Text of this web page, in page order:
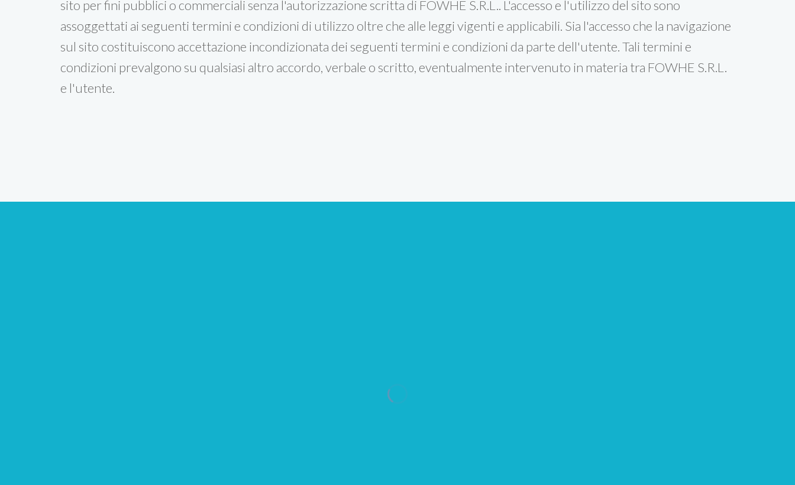
sito per fini pubblici o commerciali senza l'autorizzazione scritta di FOWHE S.R.L.. L'accesso e l'utilizzo del sito sono
assoggettati ai seguenti termini e condizioni di utilizzo oltre che alle leggi vigenti e applicabili. Sia l'accesso che la navigazione
sul sito costituiscono accettazione incondizionata dei seguenti termini e condizioni da parte dell'utente. Tali termini e
condizioni prevalgono su qualsiasi altro accordo, verbale o scritto, eventualmente intervenuto in materia tra FOWHE S.R.L.
e l'utente.